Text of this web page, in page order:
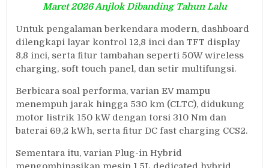
Maret 2026 Anjlok Dibanding Tahun Lalu
Untuk pengalaman berkendara modern, dashboard
dilengkapi layar kontrol 12,8 inci dan TFT display
8,8 inci, serta fitur tambahan seperti 50W wireless
charging, soft touch panel, dan setir multifungsi.
Berbicara soal performa, varian EV mampu
menempuh jarak hingga 530 km (CLTC), didukung
motor listrik 150 kW dengan torsi 310 Nm dan
baterai 69,2 kWh, serta fitur DC fast charging CCS2.
Sementara itu, varian Plug-in Hybrid